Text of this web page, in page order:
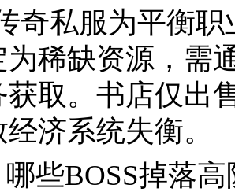
奇私服为平衡
稀缺资源，需
获取。书店仅出
济系统失衡。
哪些BOSS掉落